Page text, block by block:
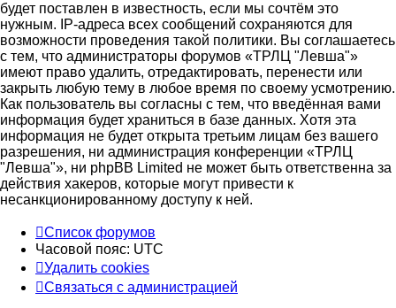
будет поставлен в известность, если мы сочтём это
нужным. IP-адреса всех сообщений сохраняются для
возможности проведения такой политики. Вы соглашаетесь
с тем, что администраторы форумов «ТРЛЦ "Левша"»
имеют право удалить, отредактировать, перенести или
закрыть любую тему в любое время по своему усмотрению.
Как пользователь вы согласны с тем, что введённая вами
информация будет храниться в базе данных. Хотя эта
информация не будет открыта третьим лицам без вашего
разрешения, ни администрация конференции «ТРЛЦ
"Левша"», ни phpBB Limited не может быть ответственна за
действия хакеров, которые могут привести к
несанкционированному доступу к ней.
Список форумов
Часовой пояс: UTC
Удалить cookies
Связаться с администрацией